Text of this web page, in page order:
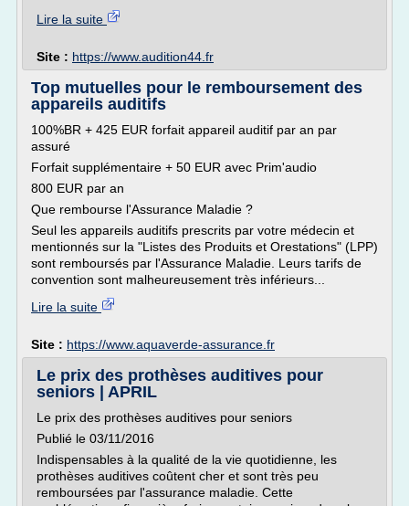
Lire la suite
Site : https://www.audition44.fr
Top mutuelles pour le remboursement des
appareils auditifs
100%BR + 425 EUR forfait appareil auditif par an par
assuré
Forfait supplémentaire + 50 EUR avec Prim'audio
800 EUR par an
Que rembourse l'Assurance Maladie ?
Seul les appareils auditifs prescrits par votre médecin et
mentionnés sur la "Listes des Produits et Orestations" (LPP)
sont remboursés par l'Assurance Maladie. Leurs tarifs de
convention sont malheureusement très inférieurs...
Lire la suite
Site : https://www.aquaverde-assurance.fr
Le prix des prothèses auditives pour
seniors | APRIL
Le prix des prothèses auditives pour seniors
Publié le 03/11/2016
Indispensables à la qualité de la vie quotidienne, les
prothèses auditives coûtent cher et sont très peu
remboursées par l'assurance maladie. Cette